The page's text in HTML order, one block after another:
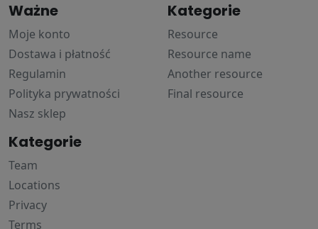
Ważne
Moje konto
Dostawa i płatność
Regulamin
Polityka prywatności
Nasz sklep
Kategorie
Resource
Resource name
Another resource
Final resource
Kategorie
Team
Locations
Privacy
Terms